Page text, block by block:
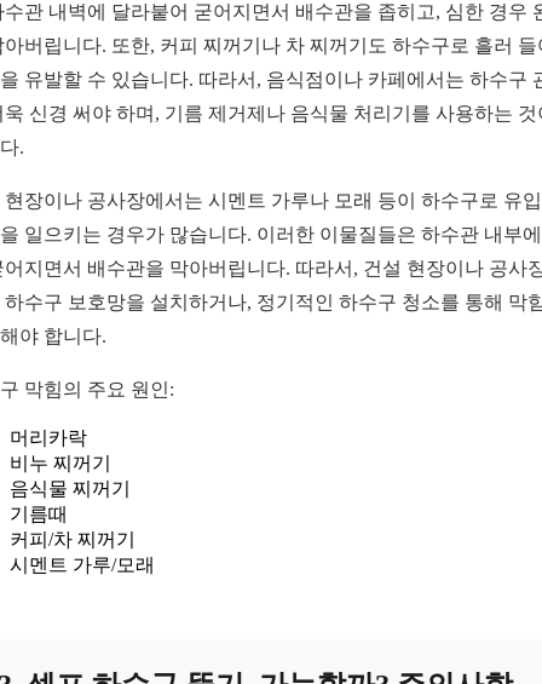
수관 내벽에 달라붙어 굳어지면서 배수관을 좁히고, 심한 경우
아버립니다. 또한, 커피 찌꺼기나 차 찌꺼기도 하수구로 흘러 들
유발할 수 있습니다. 따라서, 음식점이나 카페에서는 하수구
욱 신경 써야 하며, 기름 제거제나 음식물 처리기를 사용하는 것
.
현장이나 공사장에서는 시멘트 가루나 모래 등이 하수구로 유
일으키는 경우가 많습니다. 이러한 이물질들은 하수관 내부
어지면서 배수관을 막아버립니다. 따라서, 건설 현장이나 공사
하수구 보호망을 설치하거나, 정기적인 하수구 청소를 통해 막
야 합니다.
막힘의 주요 원인:
머리카락
비누 찌꺼기
음식물 찌꺼기
기름때
커피/차 찌꺼기
시멘트 가루/모래